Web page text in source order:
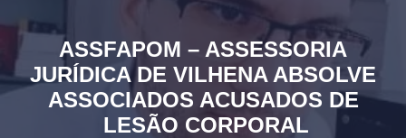
ASSFAPOM – ASSESSORIA
JURÍDICA DE VILHENA ABSOLVE
ASSOCIADOS ACUSADOS DE
LESÃO CORPORAL